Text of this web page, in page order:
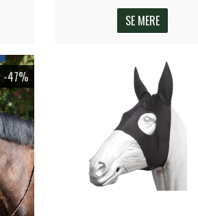
SE MERE
-47%